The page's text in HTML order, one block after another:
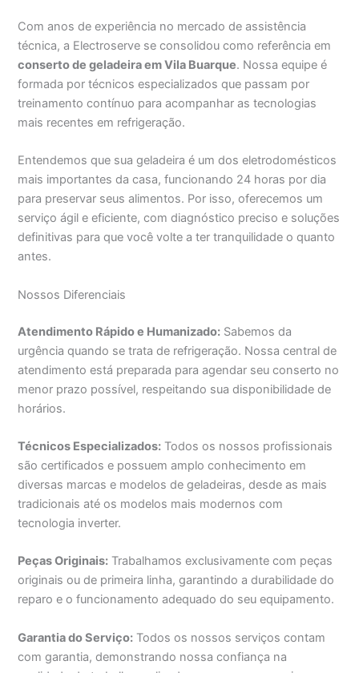
Com anos de experiência no mercado de assistência
técnica, a Electroserve se consolidou como referência em
conserto de geladeira em Vila Buarque. Nossa equipe é
formada por técnicos especializados que passam por
treinamento contínuo para acompanhar as tecnologias
mais recentes em refrigeração.
Entendemos que sua geladeira é um dos eletrodomésticos
mais importantes da casa, funcionando 24 horas por dia
para preservar seus alimentos. Por isso, oferecemos um
serviço ágil e eficiente, com diagnóstico preciso e soluções
definitivas para que você volte a ter tranquilidade o quanto
antes.
Nossos Diferenciais
Atendimento Rápido e Humanizado: Sabemos da
urgência quando se trata de refrigeração. Nossa central de
atendimento está preparada para agendar seu conserto no
menor prazo possível, respeitando sua disponibilidade de
horários.
Técnicos Especializados: Todos os nossos profissionais
são certificados e possuem amplo conhecimento em
diversas marcas e modelos de geladeiras, desde as mais
tradicionais até os modelos mais modernos com
tecnologia inverter.
Peças Originais: Trabalhamos exclusivamente com peças
originais ou de primeira linha, garantindo a durabilidade do
reparo e o funcionamento adequado do seu equipamento.
Garantia do Serviço: Todos os nossos serviços contam
com garantia, demonstrando nossa confiança na